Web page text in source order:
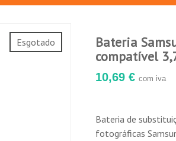
Esgotado
Bateria
compatível
10,69 € com iva
Bateria de
fotográficas